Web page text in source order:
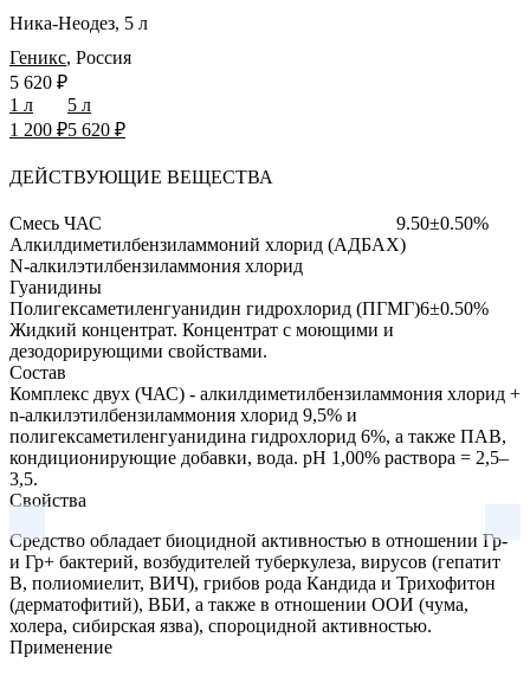
Ника-Неодез, 5 л
Геникс, Россия
1 л
1 200 ₽
5 л
5 620 ₽
ДЕЙСТВУЮЩИЕ ВЕЩЕСТВА
Смесь ЧАС
9.50±0.50%
Алкилдиметилбензиламмоний хлорид (АДБАХ)
N-алкилэтилбензиламмония хлорид
Гуанидины
Полигексаметиленгуанидин гидрохлорид (ПГМГ)6±0.50%
Жидкий концентрат. Концентрат с моющими и
дезодорирующими свойствами.
Состав
Комплекс двух (ЧАС) - алкилдиметилбензиламмония хлорид +
n-алкилэтилбензиламмония хлорид 9,5% и
полигексаметиленгуанидина гидрохлорид 6%, а также ПАВ,
кондиционирующие добавки, вода. pH 1,00% раствора = 2,5–
3,5.
Свойства
Средство обладает биоцидной активностью в отношении Гр-
и Гр+ бактерий, возбудителей туберкулеза, вирусов (гепатит
В, полиомиелит, ВИЧ), грибов рода Кандида и Трихофитон
(дерматофитий), ВБИ, а также в отношении ООИ (чума,
холера, сибирская язва), спороцидной активностью.
Применение
5 620 ₽